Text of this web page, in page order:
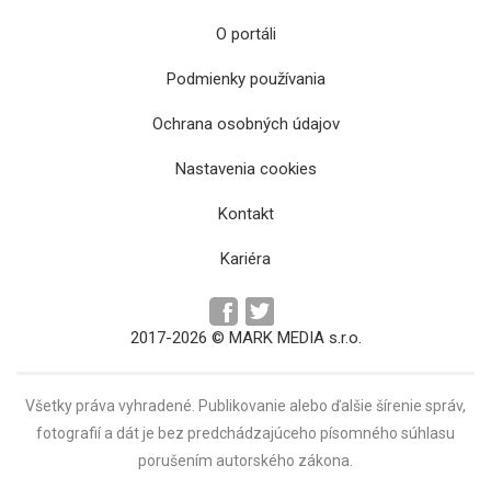
VSM oslávi 120 rokov od otvorenia
historickej účelovej budovy zaujímavým
O portáli
Podmienky používania
Ochrana osobných údajov
Nastavenia cookies
Kontakt
Kariéra
2017-2026 © MARK MEDIA s.r.o.
Všetky práva vyhradené. Publikovanie alebo ďalšie šírenie správ,
fotografií a dát je bez predchádzajúceho písomného súhlasu
porušením autorského zákona.